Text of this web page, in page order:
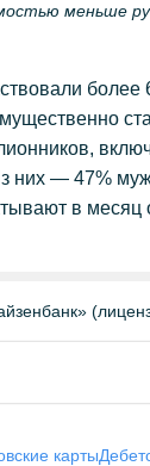
меньше
более
,
них — 47%
в месяц
карты